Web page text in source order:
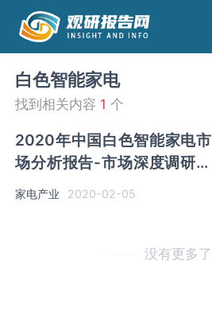
白色智能家电
找到相关内容 1 个
2020年中国白色智能家电市
场分析报告-市场深度调研与
发展趋势研究
家电产业 2020-02-05
没有更多了